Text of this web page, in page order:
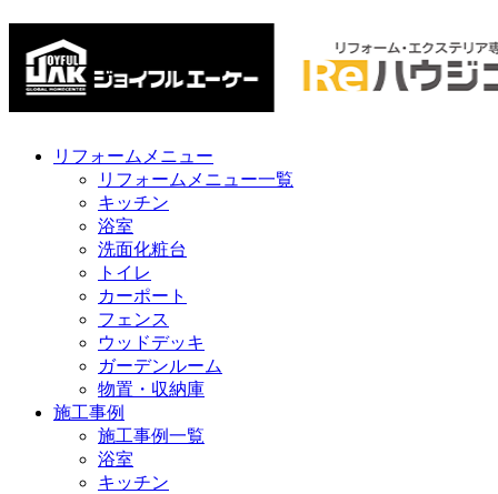
リフォームメニュー
リフォームメニュー一覧
キッチン
浴室
洗面化粧台
トイレ
カーポート
フェンス
ウッドデッキ
ガーデンルーム
物置・収納庫
施工事例
施工事例一覧
浴室
キッチン